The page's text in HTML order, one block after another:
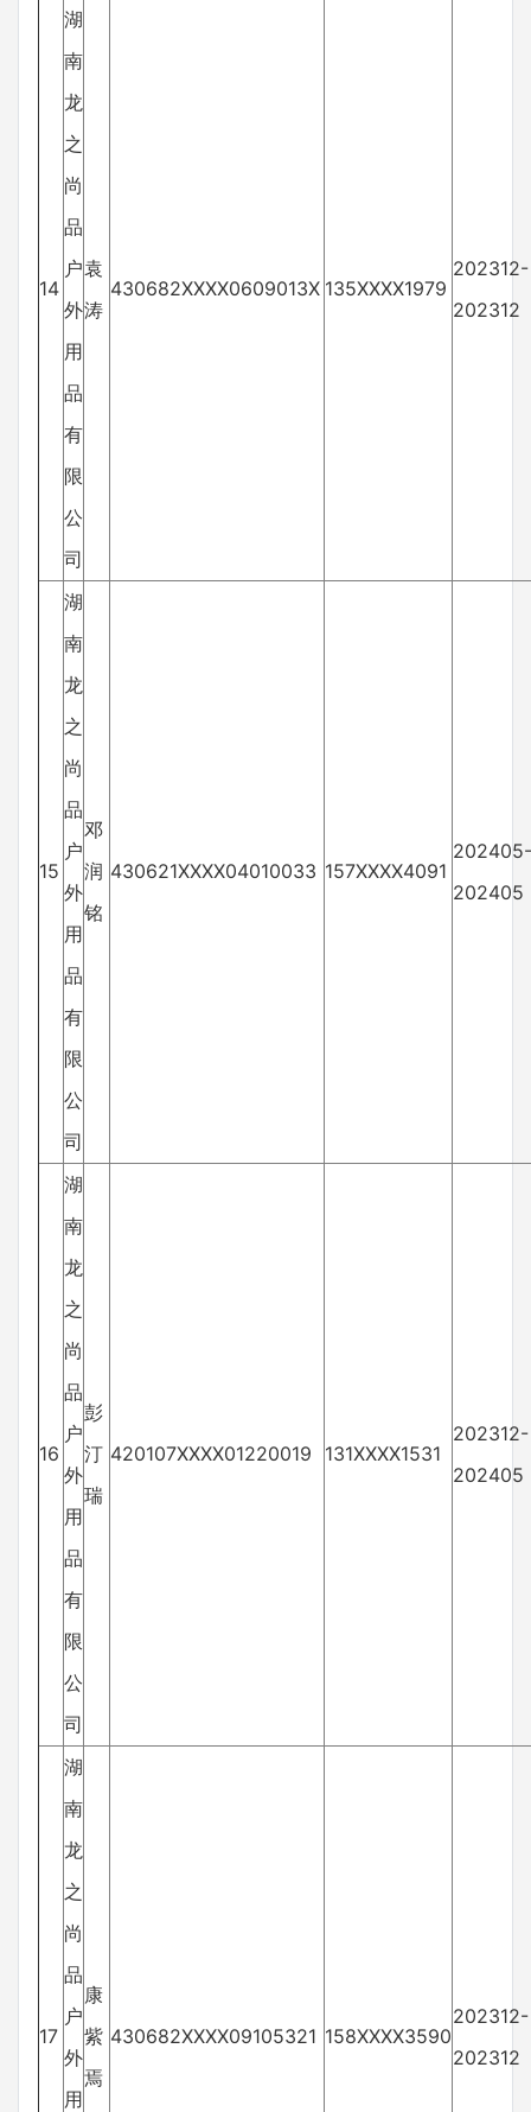
14
湖
南
龙
之
尚
品
户
外
用
品
有
限
公
司
袁
涛
430682XXXX0609013X 135XXXX1979
202312-
202312
15
湖
南
龙
之
尚
品
户
外
用
品
有
限
公
司
邓
润
铭
430621XXXX04010033 157XXXX4091
202405-
202405
16
湖
南
龙
之
尚
品
户
外
用
品
有
限
公
司
彭
汀
瑞
420107XXXX01220019 131XXXX1531
202312-
202405
17
湖
南
龙
之
尚
品
户
外
用
康
紫
焉
430682XXXX09105321 158XXXX3590
202312-
202312